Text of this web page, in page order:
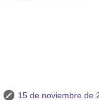
15 de noviembre de